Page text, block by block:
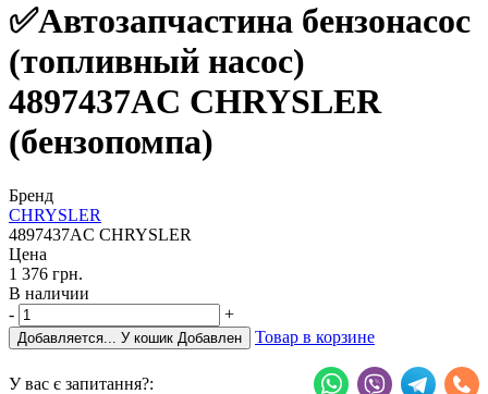
✅Автозапчастина бензонасос
(топливный насос)
4897437AC CHRYSLER
(бензопомпа)
Бренд
CHRYSLER
4897437AC CHRYSLER
Цена
1 376 грн.
В наличии
-
+
Добавляется... У кошик Добавлен Товар в корзине
У вас є запитання?: